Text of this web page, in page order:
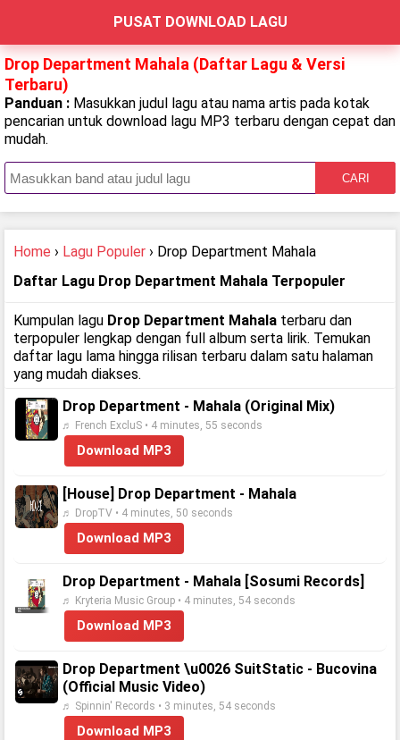
PUSAT DOWNLOAD LAGU
Drop Department Mahala (Daftar Lagu & Versi
Terbaru)
Panduan : Masukkan judul lagu atau nama artis pada kotak
pencarian untuk download lagu MP3 terbaru dengan cepat dan
mudah.
CARI
Home › Lagu Populer › Drop Department Mahala
Daftar Lagu Drop Department Mahala Terpopuler
Kumpulan lagu Drop Department Mahala terbaru dan
terpopuler lengkap dengan full album serta lirik. Temukan
daftar lagu lama hingga rilisan terbaru dalam satu halaman
yang mudah diakses.
Drop Department - Mahala (Original Mix)
♬ French ExcluS • 4 minutes, 55 seconds
Download MP3
[House] Drop Department - Mahala
♬ DropTV • 4 minutes, 50 seconds
Download MP3
Drop Department - Mahala [Sosumi Records]
♬ Kryteria Music Group • 4 minutes, 54 seconds
Download MP3
Drop Department \u0026 SuitStatic - Bucovina
(Official Music Video)
♬ Spinnin' Records • 3 minutes, 54 seconds
Download MP3